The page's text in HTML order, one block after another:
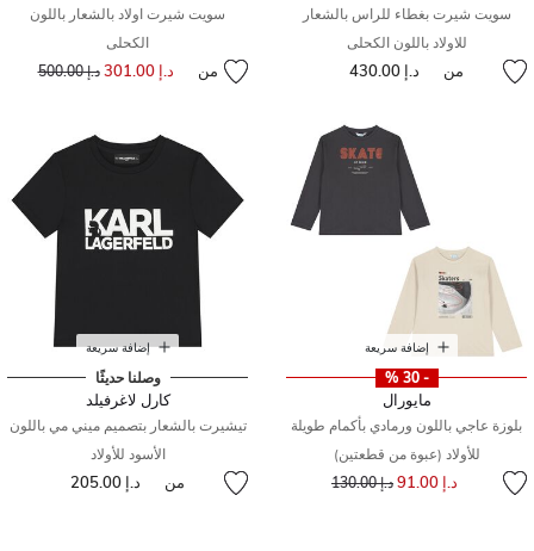
سويت شيرت بغطاء للراس بالشعار
للاولاد باللون الكحلى
من د.إ 430.00
سويت شيرت اولاد بالشعار باللون
الكحلى
من د.إ 301.00 سعر مخفض من
د.إ 500.00 إلى
إضافة سريعة
- 30 %
مايورال
بلوزة عاجي باللون ورمادي بأكمام طويلة
للأولاد (عبوة من قطعتين)
د.إ 91.00 سعر مخفض مند.إ 130.00
إضافة سريعة
وصلنا حديثًا
كارل لاغرفيلد
تيشيرت بالشعار بتصميم ميني مي باللون
الأسود للأولاد
من د.إ 205.00